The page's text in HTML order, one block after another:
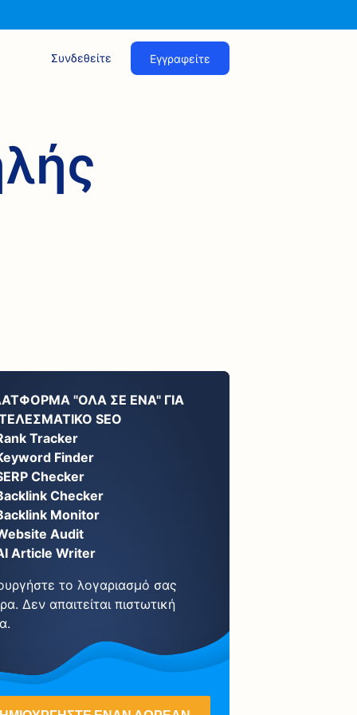
Συνδεθείτε Εγγραφείτε
"ΌΛΑ ΣΕ ΈΝΑ" ΓΙΑ
SEO
Tracker
Finder
Checker
Checker
Monitor
Audit
Article Writer
το λογαριασμό σας
Δεν απαιτείται πιστωτική